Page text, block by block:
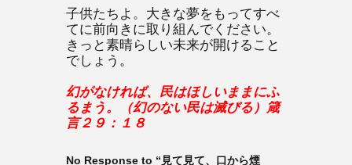
子供たちよ。大きな夢をもってすべ
てに前向きに取り組んでください。
きっと素晴らしい未来が開けること
でしょう。
幻がなければ、民はほしいままにふ
るまう。（幻のない民は滅びる）箴
言２９：１８
No Response to “見て見て、口から煙